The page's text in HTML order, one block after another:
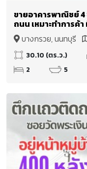
ขายอาคารพาณิชย์ 4
ถนน เหมาะทำการค้
บางกรวย, นนทบุรี
30.10 (ตร.ว.)
2
5